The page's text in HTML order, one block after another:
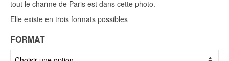
tout le charme de Paris est dans cette photo.
Elle existe en trois formats possibles
FORMAT